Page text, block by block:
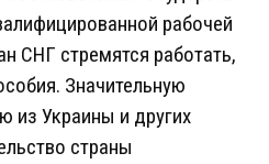
рабочей
СНГ стремятся работать,
Значительную
из Украины и других
страны